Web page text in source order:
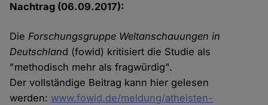
Nachtrag (06.09.2017):
DieForschungsgruppe Weltanschauungen in
Deutschland (fowid) kritisiert die Studie als
"methodisch mehr als fragwürdig".
Der vollständige Beitrag kann hier gelesen
werden: www.fowid.de/meldung/atheisten-